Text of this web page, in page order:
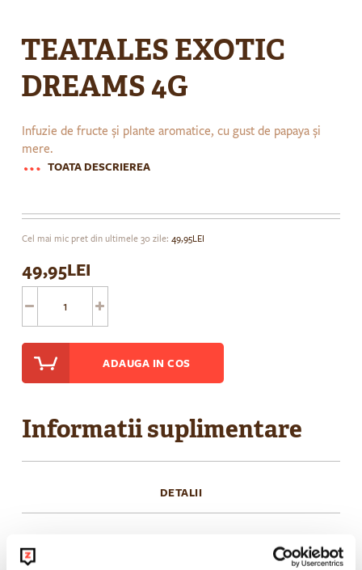
the
gallery
TEATALES EXOTIC
DREAMS 4G
Infuzie de fructe și plante aromatice, cu gust de papaya și
mere.
TOATA DESCRIEREA
Cel mai mic pret din ultimele 30 zile: 49,95LEI
49,95LEI
ADAUGA IN COS
Informatii suplimentare
DETALII
Lasă aroma proaspată a fructelor să te poarte